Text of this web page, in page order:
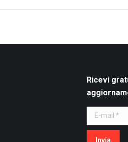
Ricevi
E-mail *
Invia